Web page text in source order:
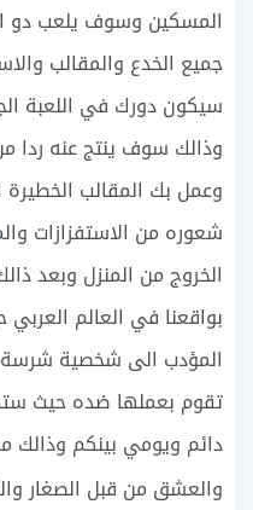
المسكين وسوف يلعب دو
جميع الخدع والمقالب
سيكون دورك في اللعبة
وذالك سوف ينتج عنه ردا
وعمل بك المقالب
شعوره من الاستفزازات
الخروج من المنزل وبعد
بواقعنا في العالم
المؤدب الى شخصية شرسة
تقوم بعملها ضده حيث
دائم ويومي بينكم وذالك
والعشق من قبل الصغار